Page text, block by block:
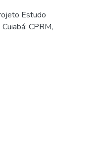
Estudo
CPRM,